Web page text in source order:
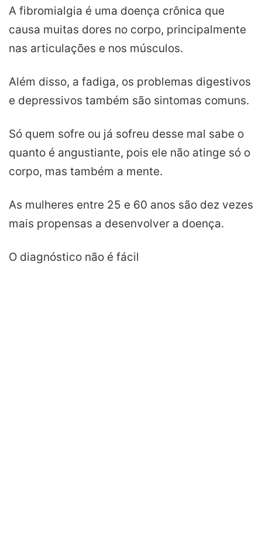
A fibromialgia é uma doença crônica que
causa muitas dores no corpo, principalmente
nas articulações e nos músculos.
Além disso, a fadiga, os problemas digestivos
e depressivos também são sintomas comuns.
Só quem sofre ou já sofreu desse mal sabe o
quanto é angustiante, pois ele não atinge só o
corpo, mas também a mente.
As mulheres entre 25 e 60 anos são dez vezes
mais propensas a desenvolver a doença.
O diagnóstico não é fácil